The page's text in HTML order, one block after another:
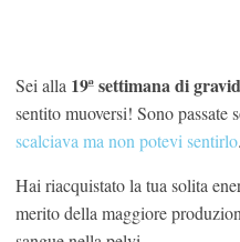
Sei alla 19ª settimana di
sentito muoversi! Sono passate
scalciava ma non potevi sentirlo.
Hai riacquistato la tua solita
merito della maggiore